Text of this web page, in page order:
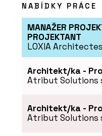
NABÍDKY PRÁCE
MANAŽER
PROJEKTANT
LOXIA
Architekt/ka -
Atribut Solutions
Architekt/ka -
Atribut Solutions